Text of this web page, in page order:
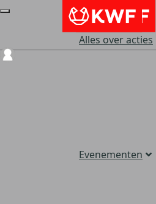
Alles over acties
Evenementen